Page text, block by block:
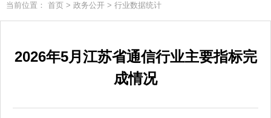
当前位置： 首页 > 政务公开 > 行业数据统计
2026年5月江苏省通信行业主要指标完
成情况